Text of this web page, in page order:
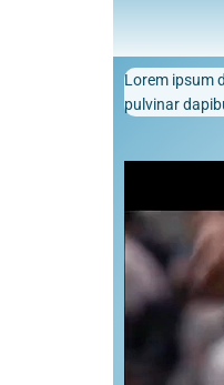
Lorem ipsum
pulvinar